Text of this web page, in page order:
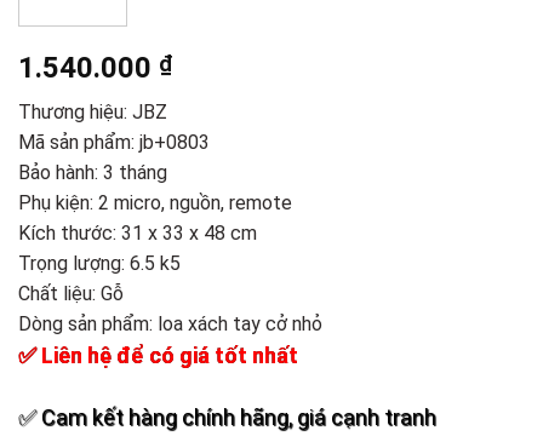
1.540.000 ₫
Thương hiệu: JBZ
Mã sản phẩm: jb+0803
Bảo hành: 3 tháng
Phụ kiện: 2 micro, nguồn, remote
Kích thước: 31 x 33 x 48 cm
Trọng lượng: 6.5 k5
Chất liệu: Gỗ
Dòng sản phẩm: loa xách tay cở nhỏ
✅ Liên hệ để có giá tốt nhất
✅ Cam kết hàng chính hãng, giá cạnh tranh